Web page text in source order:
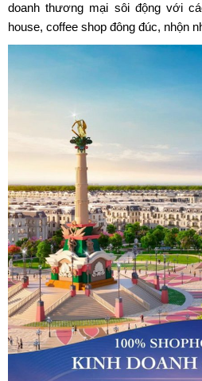
doanh thương mại sôi động với
house, coffee shop đông đúc, nhộn